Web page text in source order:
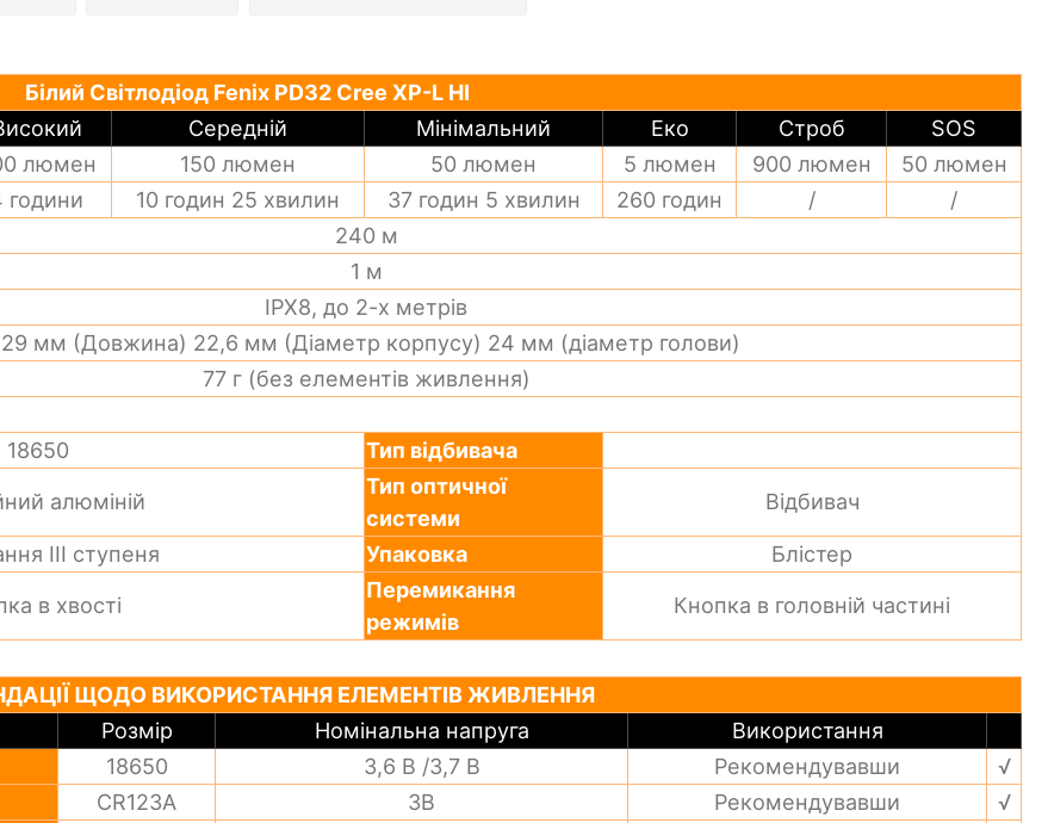
Білий Світлодіод Fenix PD32 Cree XP-L HI
Середній Мінімальний Еко Строб
SOS
люмен 150 люмен 50 люмен 5 люмен 900 люмен
50 люмен
години 10 годин 25 хвилин 37 годин 5 хвилин 260 годин /
/
240 м
1 м
IPX8, до 2-х метрів
мм (Довжина) 22,6 мм (Діаметр корпусу) 24 мм (діаметр голови)
77 г (без елементів живлення)
18650 Тип відбивача
алюміній
Тип оптичної
системи
Відбивач
III ступеня Упаковка Блістер
в хвості
Перемикання
режимів
Кнопка в головній частині
ЩОДО ВИКОРИСТАННЯ ЕЛЕМЕНТІВ ЖИВЛЕННЯ
Розмір Номінальна напруга
Використання
18650 3,6 В /3,7 В Рекомендувавши
√
CR123A 3В Рекомендувавши
√